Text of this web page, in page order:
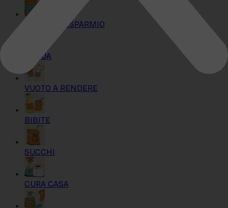
KIT MAXI RISPARMIO
ACQUA
VUOTO A RENDERE
BIBITE
SUCCHI
CURA CASA